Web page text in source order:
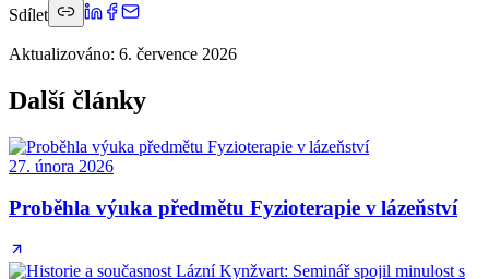
Sdílet
Aktualizováno: 6. července 2026
Další články
27. února 2026
Proběhla výuka předmětu Fyzioterapie v lázeňství